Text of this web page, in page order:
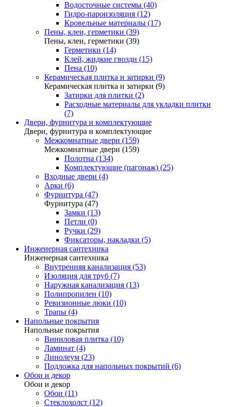
Водосточные системы (40)
Гидро-пароизоляция (12)
Кровельные материалы (17)
Пены, клеи, герметики (39)
Пены, клеи, герметики (39)
Герметики (14)
Клей, жидкие гвозди (15)
Пена (10)
Керамическая плитка и затирки (9)
Керамическая плитка и затирки (9)
Затирки для плитки (2)
Расходные материалы для укладки плитки
(7)
Двери, фурнитура и комплектующие
Двери, фурнитура и комплектующие
Межкомнатные двери (159)
Межкомнатные двери (159)
Полотна (134)
Комплектующие (пагонаж) (25)
Входные двери (4)
Арки (6)
Фурнитура (47)
Фурнитура (47)
Замки (13)
Петли (0)
Ручки (29)
Фиксаторы, накладки (5)
Инженерная сантехника
Инженерная сантехника
Внутренняя канализация (53)
Изоляция для труб (7)
Наружная канализация (13)
Полипропилен (10)
Ревизионные люки (10)
Трапы (4)
Напольные покрытия
Напольные покрытия
Виниловая плитка (10)
Ламинат (4)
Линолеум (23)
Подложка для напольных покрытий (6)
Обои и декор
Обои и декор
Обои (11)
Стеклохолст (12)